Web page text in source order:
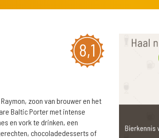
8,1
zoon van brouwer en het
Baltic Porter met intense
en vork te drinken, een
chocoladedesserts of